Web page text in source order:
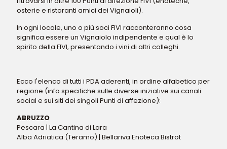
osterie e ristoranti amici dei Vignaioli).
In ogni locale, uno o più soci FIVI racconteranno cosa
significa essere un Vignaiolo indipendente e qual è lo
spirito della FIVI, presentando i vini di altri colleghi.
Ecco l'elenco di tutti i PDA aderenti, in ordine alfabetico per
regione (info specifiche sulle diverse iniziative sui canali
social e sui siti dei singoli Punti di affezione):
ABRUZZO
Pescara | La Cantina di Lara
Alba Adriatica (Teramo) | Bellariva Enoteca Bistrot